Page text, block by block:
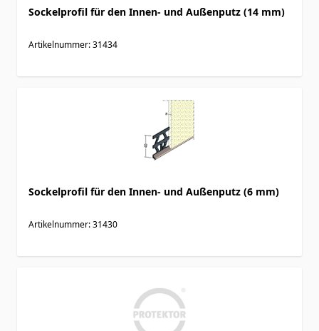
Sockelprofil für den Innen- und Außenputz (14 mm)
Artikelnummer: 31434
Sockelprofil für den Innen- und Außenputz (6 mm)
Artikelnummer: 31430